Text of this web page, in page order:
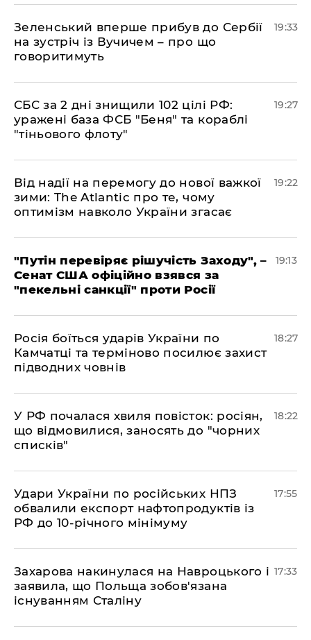
​Зеленський вперше прибув до Сербії
на зустріч із Вучичем – про що
говоритимуть
19:33
​СБС за 2 дні знищили 102 цілі РФ:
уражені база ФСБ "Беня" та кораблі
"тіньового флоту"
19:27
​Від надії на перемогу до нової важкої
зими: The Atlantic про те, чому
оптимізм навколо України згасає
19:22
​"Путін перевіряє рішучість Заходу", –
Сенат США офіційно взявся за
"пекельні санкції" проти Росії
19:13
​Росія боїться ударів України по
Камчатці та терміново посилює захист
підводних човнів
18:27
​У РФ почалася хвиля повісток: росіян,
що відмовилися, заносять до "чорних
списків"
18:22
​Удари України по російських НПЗ
обвалили експорт нафтопродуктів із
РФ до 10-річного мінімуму
17:55
​Захарова накинулася на Навроцького і
заявила, що Польща зобов'язана
існуванням Сталіну
17:33